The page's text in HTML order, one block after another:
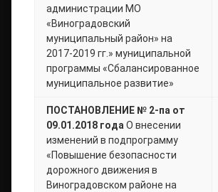
администрации МО
«Виноградовский
муниципальный район» на
2017-2019 гг.» муниципальной
программы «Сбалансированное
муниципальное развитие»
ПОСТАНОВЛЕНИЕ № 2-па от
09.01.2018 года О внесении
изменений в подпрограмму
«Повышение безопасности
дорожного движения в
Виноградовском районе на